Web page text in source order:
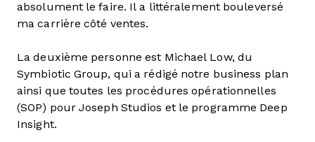
absolument le faire. Il a littéralement bouleversé
ma carrière côté ventes.
La deuxième personne est Michael Low, du
Symbiotic Group, qui a rédigé notre business plan
ainsi que toutes les procédures opérationnelles
(SOP) pour Joseph Studios et le programme Deep
Insight.